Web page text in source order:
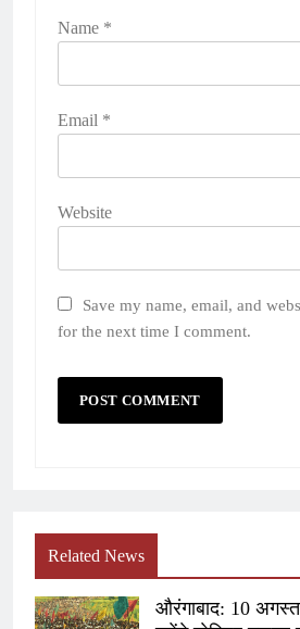
Name *
Email *
Website
Save my name, email, and
for the next time I comment.
Related News
औरंगाबाद: 10